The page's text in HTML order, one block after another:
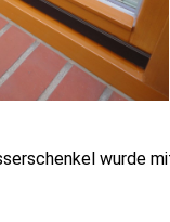
wurde